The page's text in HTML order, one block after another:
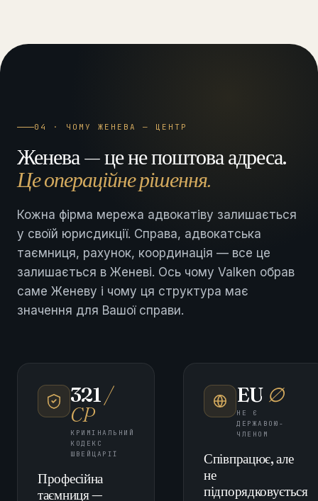
04 · ЧОМУ ЖЕНЕВА — ЦЕНТР
Женева — це не поштова адреса.
Це операційне рішення.
Кожна фірма мережа адвокатіву залишається
у своїй юрисдикції. Справа, адвокатська
таємниця, рахунок, координація — все це
залишається в Женеві. Ось чому Valken обрав
саме Женеву і чому ця структура має
значення для Вашої справи.
321/
CP
КРИМІНАЛЬНИЙ
КОДЕКС
ШВЕЙЦАРІЇ
Професійна
таємниця —
EU ∅
НЕ Є
ДЕРЖАВОЮ-
ЧЛЕНОМ
Співпрацює, але
не
підпорядковується